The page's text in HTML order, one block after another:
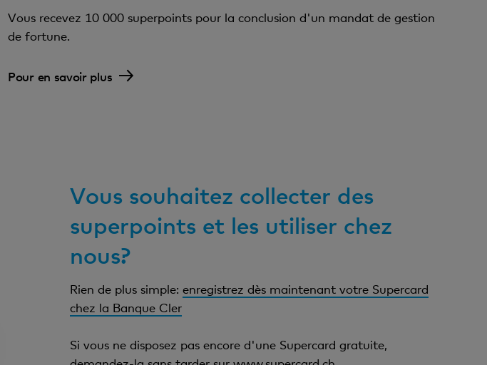
Vous recevez 10 000 superpoints pour la conclusion d'un mandat de gestion
de fortune.
Pour en savoir plus
Vous souhaitez collecter des
superpoints et les utiliser chez
nous?
Rien de plus simple:enregistrez dès maintenant votre Supercard
chez la Banque Cler
Si vous ne disposez pas encore d'une Supercard gratuite,